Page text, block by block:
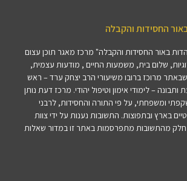
החסידות והקבלה
באור החסידות והקבלה" מרכז מאגר תוכן עצום
שלום בית, משמעות החיים , מודעות עצמית,
מרוכז ברובו משיעורי הרב יצחק ערד – ראש
– לימודי אימון וטיפול יהודי. מרכז דעת נותן
ומשפחתי, על פי התורה והחסידות, לרבני
בארץ ובתפוצות. התשובות נענות על ידי צוות
מהתשובות מתפרסמות באתר זו במדור שאלות